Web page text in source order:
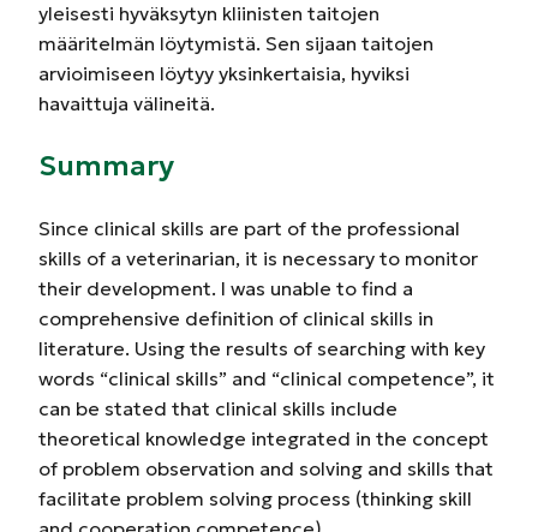
yleisesti hyväksytyn kliinisten taitojen
määritelmän löytymistä. Sen sijaan taitojen
arvioimiseen löytyy yksinkertaisia, hyviksi
havaittuja välineitä.
Summary
Since clinical skills are part of the professional
skills of a veterinarian, it is necessary to monitor
their development. I was unable to find a
comprehensive definition of clinical skills in
literature. Using the results of searching with key
words “clinical skills” and “clinical competence”, it
can be stated that clinical skills include
theoretical knowledge integrated in the concept
of problem observation and solving and skills that
facilitate problem solving process (thinking skill